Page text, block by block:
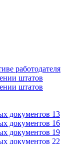
работодателя
штатов
штатов
документов 13
документов 16
документов 19
документов 22